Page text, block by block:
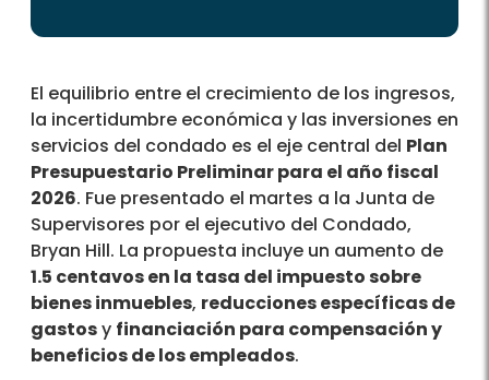
El equilibrio entre el crecimiento de los ingresos,
la incertidumbre económica y las inversiones en
servicios del condado es el eje central del Plan
Presupuestario Preliminar para el año fiscal
2026. Fue presentado el martes a la Junta de
Supervisores por el ejecutivo del Condado,
Bryan Hill. La propuesta incluye un aumento de
1.5 centavos en la tasa del impuesto sobre
bienes inmuebles, reducciones específicas de
gastosy financiación para compensación y
beneficios de los empleados.